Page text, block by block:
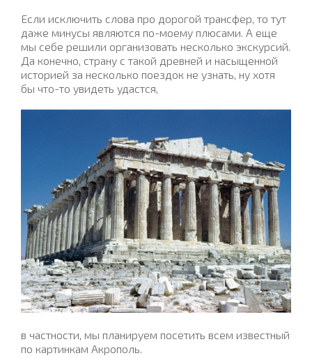
Если исключить слова про дорогой трансфер, то тут
даже минусы являются по-моему плюсами. А еще
мы себе решили организовать несколько экскурсий.
Да конечно, страну с такой древней и насыщенной
историей за несколько поездок не узнать, ну хотя
бы что-то увидеть удастся,
в частности, мы планируем посетить всем известный
по картинкам Акрополь.